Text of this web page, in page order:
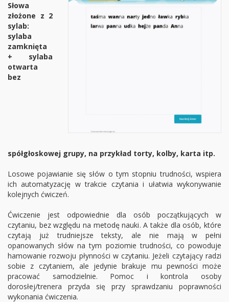
Słowa
złożone z 2
sylab:
sylaba
zamknięta
+ sylaba
otwarta
bez
spółgłoskowej grupy, na przykład torty, kolby, karta itp.
Losowe pojawianie się słów o tym stopniu trudności, wspiera
ich automatyzację w trakcie czytania i ułatwia wykonywanie
kolejnych ćwiczeń.
Ćwiczenie jest odpowiednie dla osób początkujących w
czytaniu, bez względu na metodę nauki. A także dla osób, które
czytają już trudniejsze teksty, ale nie mają w pełni
opanowanych słów na tym poziomie trudności, co powoduje
hamowanie rozwoju płynności w czytaniu. Jeżeli czytający radzi
sobie z czytaniem, ale jedynie brakuje mu pewności może
pracować samodzielnie. Pomoc i kontrola osoby
dorosłej/trenera przyda się przy sprawdzaniu poprawności
wykonania ćwiczenia.